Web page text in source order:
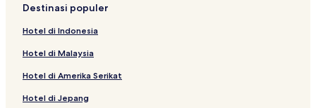
Destinasi populer
Hotel di Indonesia
Hotel di Malaysia
Hotel di Amerika Serikat
Hotel di Jepang